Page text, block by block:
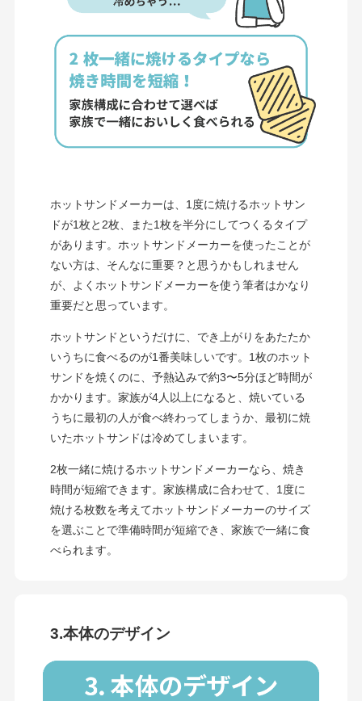
ホットサンドメーカーは、1度に焼けるホットサン
ドが1枚と2枚、また1枚を半分にしてつくるタイプ
があります。ホットサンドメーカーを使ったことが
ない方は、そんなに重要？と思うかもしれません
が、よくホットサンドメーカーを使う筆者はかなり
重要だと思っています。
ホットサンドというだけに、でき上がりをあたたか
いうちに食べるのが1番美味しいです。1枚のホット
サンドを焼くのに、予熱込みで約3〜5分ほど時間が
かかります。家族が4人以上になると、焼いている
うちに最初の人が食べ終わってしまうか、最初に焼
いたホットサンドは冷めてしまいます。
2枚一緒に焼けるホットサンドメーカーなら、焼き
時間が短縮できます。家族構成に合わせて、1度に
焼ける枚数を考えてホットサンドメーカーのサイズ
を選ぶことで準備時間が短縮でき、家族で一緒に食
べられます。
3.本体のデザイン